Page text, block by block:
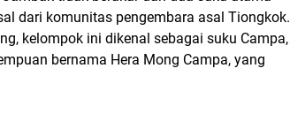
dari komunitas pengembara asal Tiongkok.
kelompok ini dikenal sebagai suku Campa,
bernama Hera Mong Campa, yang